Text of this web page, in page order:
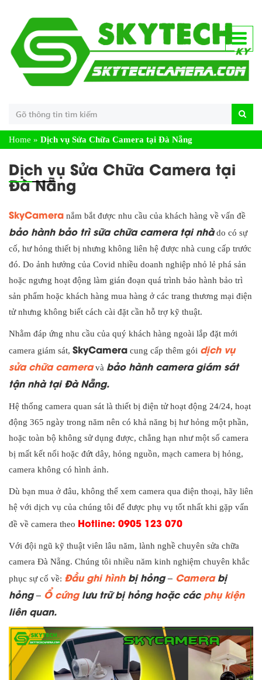
Home » Dịch vụ Sửa Chữa Camera tại Đà Nẵng
Dịch vụ Sửa Chữa Camera tại
Đà Nẵng
SkyCamera nắm bắt được nhu cầu của khách hàng về vấn đề
bảo hành bảo trì sữa chữa camera tại nhàdo có sự
cố, hư hỏng thiết bị nhưng không liên hệ được nhà cung cấp trước
đó. Do ảnh hưởng của Covid nhiều doanh nghiệp nhỏ lẻ phá sản
hoặc ngưng hoạt động làm gián đoạn quá trình bảo hành bảo trì
sản phẩm hoặc khách hàng mua hàng ở các trang thương mại điện
tử nhưng không biết cách cài đặt cần hỗ trợ kỹ thuật.
Nhằm đáp ứng nhu cầu của quý khách hàng ngoài lắp đặt mới
camera giám sát, SkyCamera cung cấp thêm gói dịch vụ
sửa chữa cameravà bảo hành camera giám sát
tận nhà tại Đà Nẵng.
Hệ thống camera quan sát là thiết bị điện tử hoạt động 24/24, hoạt
động 365 ngày trong năm nên có khả năng bị hư hỏng một phần,
hoặc toàn bộ không sử dụng được, chẳng hạn như một số camera
bị mất kết nối hoặc đứt dây, hỏng nguồn, mạch camera bị hỏng,
camera không có hình ảnh.
Dù bạn mua ở đâu, không thể xem camera qua điện thoại, hãy liên
hệ với dịch vụ của chúng tôi để được phụ vụ tốt nhất khi gặp vấn
đề về camera theo Hotline: 0905 123 070
Với đội ngũ kỹ thuật viên lâu năm, lành nghề chuyên sửa chữa
camera Đà Nẵng. Chúng tôi nhiều năm kinh nghiệm chuyên khắc
phục sự cố về: Đầu ghi hìnhbị hỏng – Camerabị
hỏng – Ổ cứnglưu trữ bị hỏng hoặc cácphụ kiện
liên quan.